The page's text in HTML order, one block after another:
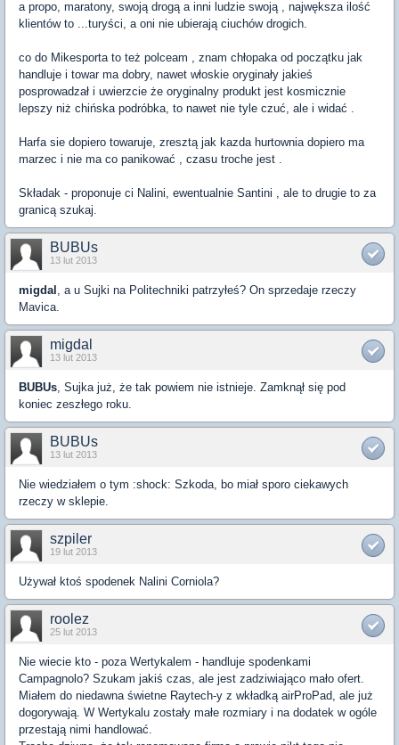
a propo, maratony, swoją drogą a inni ludzie swoją , najwększa ilość
klientów to ...turyści, a oni nie ubierają ciuchów drogich.
co do Mikesporta to też polceam , znam chłopaka od początku jak
handluje i towar ma dobry, nawet włoskie oryginały jakieś
posprowadzał i uwierzcie że oryginalny produkt jest kosmicznie
lepszy niż chińska podróbka, to nawet nie tyle czuć, ale i widać .
Harfa sie dopiero towaruje, zresztą jak kazda hurtownia dopiero ma
marzec i nie ma co panikować , czasu troche jest .
Składak - proponuje ci Nalini, ewentualnie Santini , ale to drugie to za
granicą szukaj.
BUBUs
13 lut 2013
migdal , a u Sujki na Politechniki patrzyłeś? On sprzedaje rzeczy
Mavica.
migdal
13 lut 2013
BUBUs, Sujka już, że tak powiem nie istnieje. Zamknął się pod
koniec zeszłego roku.
BUBUs
13 lut 2013
Nie wiedziałem o tym :shock: Szkoda, bo miał sporo ciekawych
rzeczy w sklepie.
szpiler
19 lut 2013
Używał ktoś spodenek Nalini Corniola?
roolez
25 lut 2013
Nie wiecie kto - poza Wertykalem - handluje spodenkami
Campagnolo? Szukam jakiś czas, ale jest zadziwiająco mało ofert.
Miałem do niedawna świetne Raytech-y z wkładką airProPad, ale już
dogorywają. W Wertykalu zostały małe rozmiary i na dodatek w ogóle
przestają nimi handlować.